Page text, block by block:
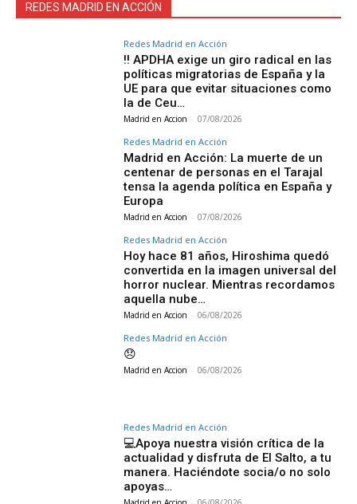
REDES MADRID EN ACCIÓN
Redes Madrid en Acción
‼️ APDHA exige un giro radical en las
políticas migratorias de España y la
UE para que evitar situaciones como
la de Ceu…
Madrid en Accion - 07/08/2026
Redes Madrid en Acción
Madrid en Acción: La muerte de un
centenar de personas en el Tarajal
tensa la agenda política en España y
Europa
Madrid en Accion - 07/08/2026
Redes Madrid en Acción
Hoy hace 81 años, Hiroshima quedó
convertida en la imagen universal del
horror nuclear. Mientras recordamos
aquella nube…
Madrid en Accion - 06/08/2026
Redes Madrid en Acción
😞
Madrid en Accion - 06/08/2026
Redes Madrid en Acción
💻Apoya nuestra visión crítica de la
actualidad y disfruta de El Salto, a tu
manera. Haciéndote socia/o no solo
apoyas…